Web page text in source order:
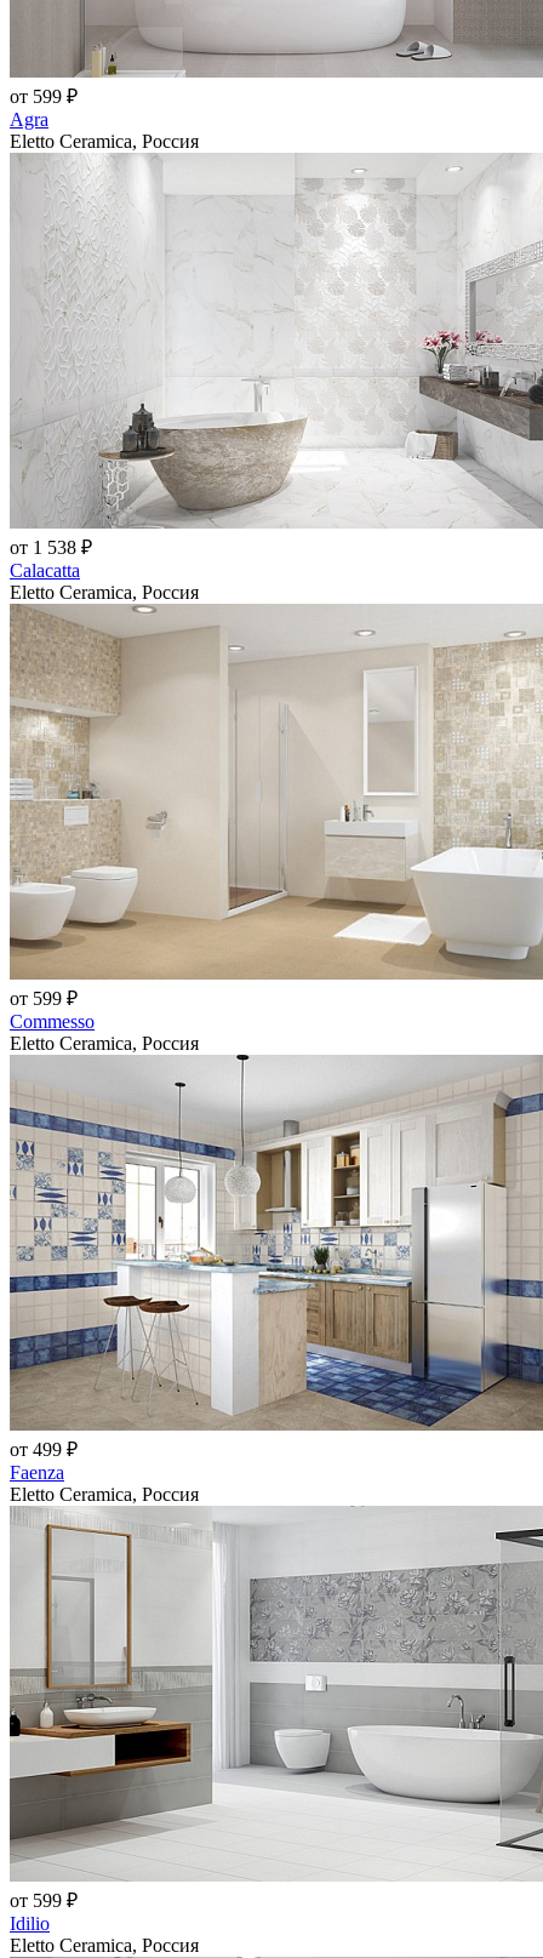
от 599 ₽
Agra
Eletto Ceramica, Россия
от 1 538 ₽
Calacatta
Eletto Ceramica, Россия
от 599 ₽
Commesso
Eletto Ceramica, Россия
от 499 ₽
Faenza
Eletto Ceramica, Россия
от 599 ₽
Idilio
Eletto Ceramica, Россия